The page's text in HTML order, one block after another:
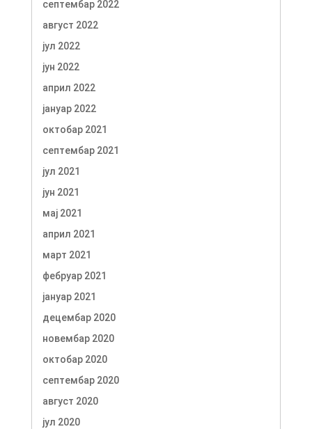
септембар 2022
август 2022
јул 2022
јун 2022
април 2022
јануар 2022
октобар 2021
септембар 2021
јул 2021
јун 2021
мај 2021
април 2021
март 2021
фебруар 2021
јануар 2021
децембар 2020
новембар 2020
октобар 2020
септембар 2020
август 2020
јул 2020